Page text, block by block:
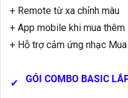
+ Remote từ xa chỉnh màu
+ App mobile khi mua thêm
+ Hỗ trợ cảm ứng nhạc
✔ GÓI COMBO BASIC